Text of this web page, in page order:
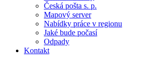
Česká pošta s. p.
Mapový server
Nabídky práce v regionu
Jaké bude počasí
Odpady
Kontakt